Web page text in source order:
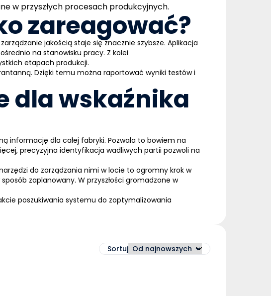
w przyszłych procesach produkcyjnych.
zareagować?
jakością staje się znacznie szybsze. Aplikacja
na stanowisku pracy. Z kolei
etapach produkcji.
Dzięki temu można raportować wyniki testów i
dla wskaźnika
informację dla całej fabryki. Pozwala to bowiem na
precyzyjna identyfikacja wadliwych partii pozwoli na
do zarządzania nimi w locie to ogromny krok w
zaplanowany. W przyszłości gromadzone w
poszukiwania systemu do zoptymalizowania
Sortuj